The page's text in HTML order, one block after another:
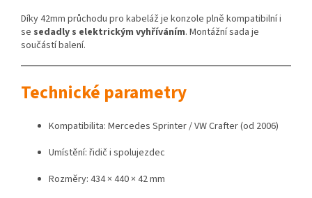
Díky 42mm průchodu pro kabeláž je konzole plně kompatibilní i
se sedadly s elektrickým vyhříváním. Montážní sada je
součástí balení.
Technické parametry
Kompatibilita: Mercedes Sprinter / VW Crafter (od 2006)
Umístění: řidič i spolujezdec
Rozměry: 434 × 440 × 42 mm